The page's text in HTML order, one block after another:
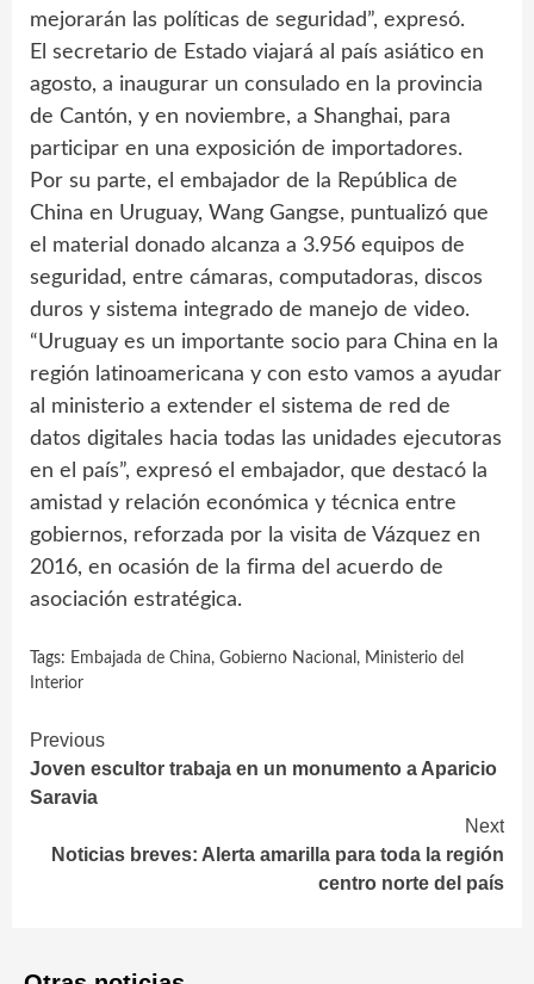
mejorarán las políticas de seguridad”, expresó.
El secretario de Estado viajará al país asiático en
agosto, a inaugurar un consulado en la provincia
de Cantón, y en noviembre, a Shanghai, para
participar en una exposición de importadores.
Por su parte, el embajador de la República de
China en Uruguay, Wang Gangse, puntualizó que
el material donado alcanza a 3.956 equipos de
seguridad, entre cámaras, computadoras, discos
duros y sistema integrado de manejo de video.
“Uruguay es un importante socio para China en la
región latinoamericana y con esto vamos a ayudar
al ministerio a extender el sistema de red de
datos digitales hacia todas las unidades ejecutoras
en el país”, expresó el embajador, que destacó la
amistad y relación económica y técnica entre
gobiernos, reforzada por la visita de Vázquez en
2016, en ocasión de la firma del acuerdo de
asociación estratégica.
Tags: Embajada de China, Gobierno Nacional , Ministerio del
Interior
Continue
Reading
Previous
Joven escultor trabaja en un monumento a Aparicio
Saravia
Next
Noticias breves: Alerta amarilla para toda la región
centro norte del país